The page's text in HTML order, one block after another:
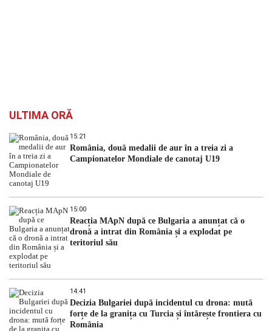
ULTIMA ORĂ
15:21
România, două medalii de aur în a treia zi a
Campionatelor Mondiale de canotaj U19
15:00
Reacția MApN după ce Bulgaria a anunțat că o
dronă a intrat din România și a explodat pe
teritoriul său
14:41
Decizia Bulgariei după incidentul cu drona: mută
forțe de la granița cu Turcia și întărește frontiera cu
România